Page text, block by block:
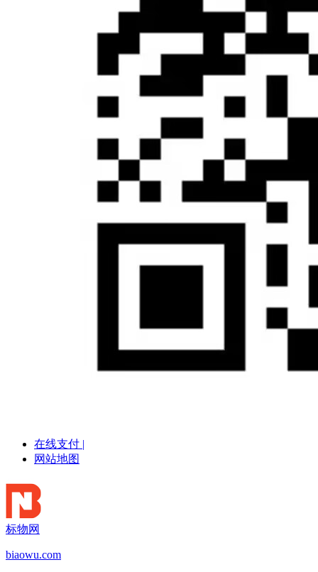
在线支付 |
网站地图
标物网
biaowu.com